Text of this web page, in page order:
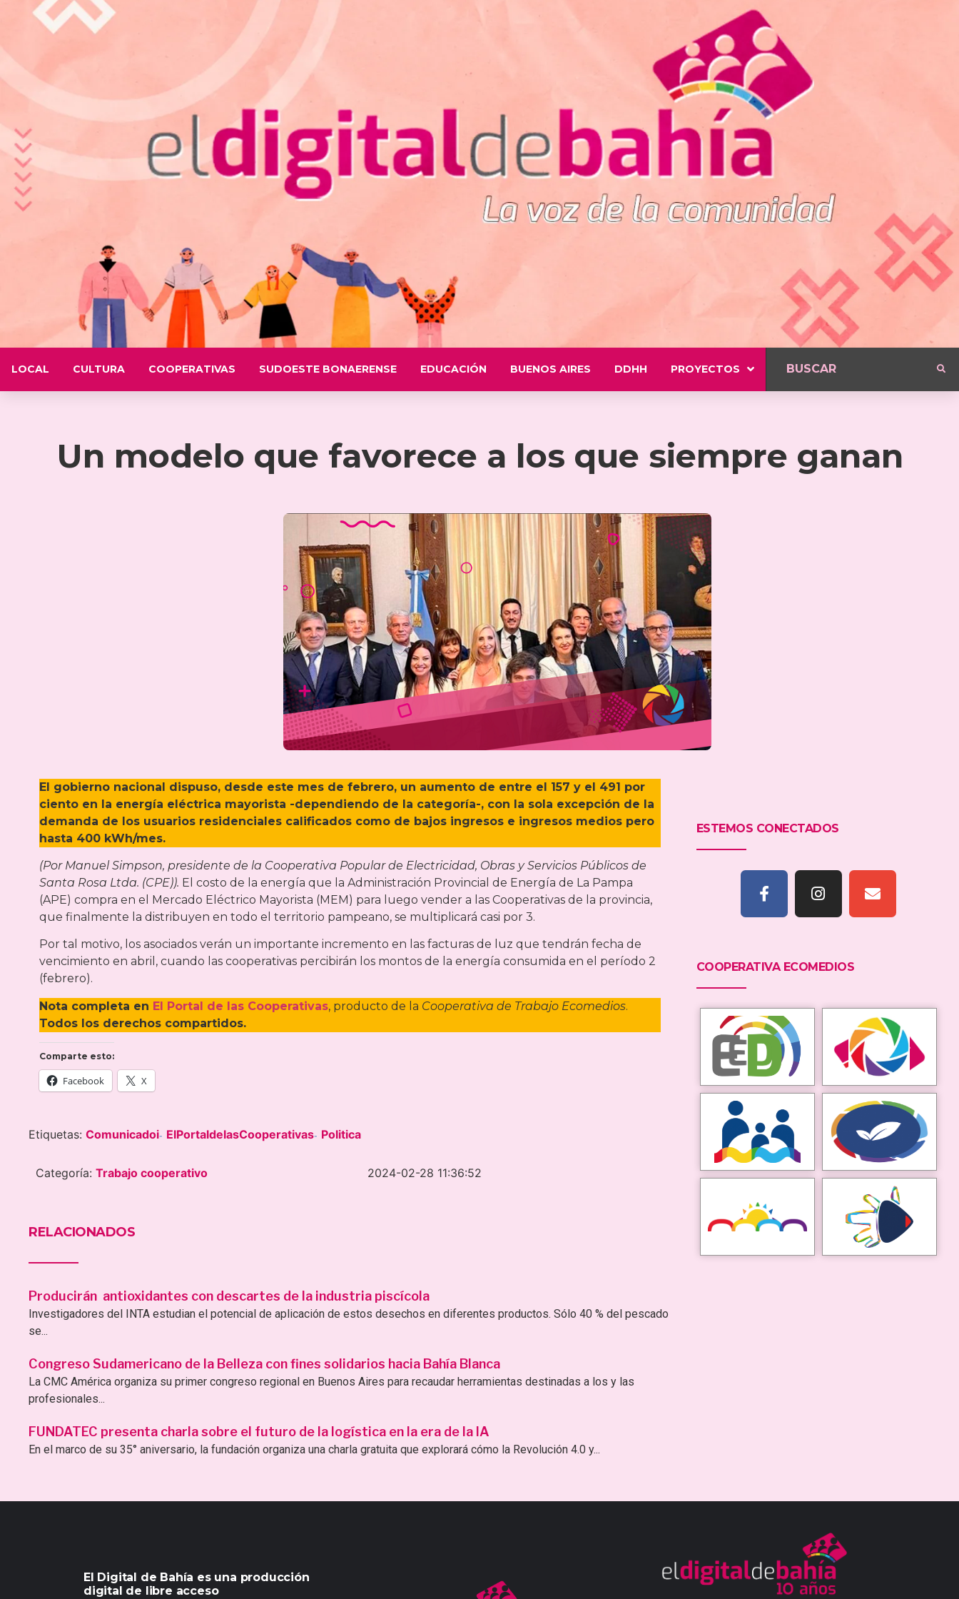
LOCAL CULTURA COOPERATIVAS SUDOESTE BONAERENSE EDUCACIÓN BUENOS AIRES DDHH PROYECTOS
Un modelo que favorece a los que siempre ganan
El gobierno nacional dispuso, desde este mes de febrero, un aumento de entre el 157 y el 491 por
ciento en la energía eléctrica mayorista -dependiendo de la categoría-, con la sola excepción de la
demanda de los usuarios residenciales calificados como de bajos ingresos e ingresos medios pero
hasta 400 kWh/mes.
(Por Manuel Simpson, presidente de la Cooperativa Popular de Electricidad, Obras y Servicios Públicos de
Santa Rosa Ltda. (CPE)). El costo de la energía que la Administración Provincial de Energía de La Pampa
(APE) compra en el Mercado Eléctrico Mayorista (MEM) para luego vender a las Cooperativas de la provincia,
que finalmente la distribuyen en todo el territorio pampeano, se multiplicará casi por 3.
Por tal motivo, los asociados verán un importante incremento en las facturas de luz que tendrán fecha de
vencimiento en abril, cuando las cooperativas percibirán los montos de la energía consumida en el período 2
(febrero).
Nota completa en El Portal de las Cooperativas, producto de la Cooperativa de Trabajo Ecomedios.
Todos los derechos compartidos.
Comparte esto:
Facebook X
Etiquetas: Comunicadoi- ElPortaldelasCooperativas- Politica
Categoría: Trabajo cooperativo 2024-02-28 11:36:52
RELACIONADOS
Producirán antioxidantes con descartes de la industria piscícola
Investigadores del INTA estudian el potencial de aplicación de estos desechos en diferentes productos. Sólo 40 % del pescado
se...
Congreso Sudamericano de la Belleza con fines solidarios hacia Bahía Blanca
La CMC América organiza su primer congreso regional en Buenos Aires para recaudar herramientas destinadas a los y las
profesionales...
FUNDATEC presenta charla sobre el futuro de la logística en la era de la IA
En el marco de su 35° aniversario, la fundación organiza una charla gratuita que explorará cómo la Revolución 4.0 y...
ESTEMOS CONECTADOS
COOPERATIVA ECOMEDIOS
El Digital de Bahía es una producción
digital de libre acceso